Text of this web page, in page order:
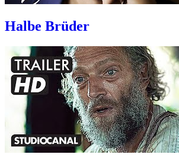
Halbe Brüder